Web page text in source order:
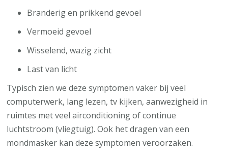
Branderig en prikkend gevoel
Vermoeid gevoel
Wisselend, wazig zicht
Last van licht
Typisch zien we deze symptomen vaker bij veel
computerwerk, lang lezen, tv kijken, aanwezigheid in
ruimtes met veel airconditioning of continue
luchtstroom (vliegtuig). Ook het dragen van een
mondmasker kan deze symptomen veroorzaken.